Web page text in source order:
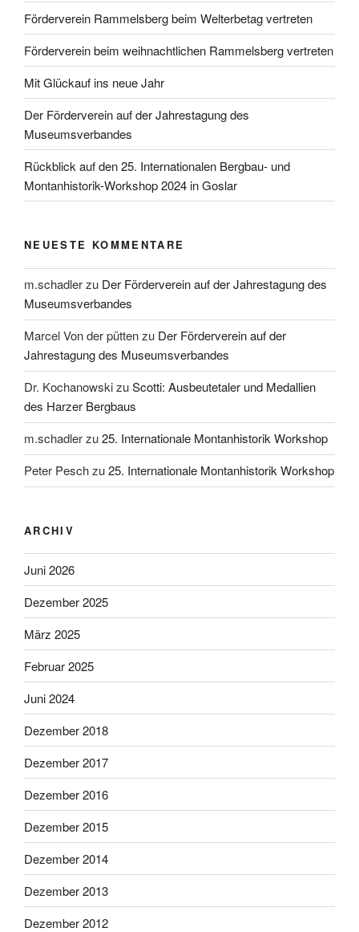
Förderverein Rammelsberg beim Welterbetag vertreten
Förderverein beim weihnachtlichen Rammelsberg vertreten
Mit Glückauf ins neue Jahr
Der Förderverein auf der Jahrestagung des
Museumsverbandes
Rückblick auf den 25. Internationalen Bergbau- und
Montanhistorik-Workshop 2024 in Goslar
NEUESTE KOMMENTARE
m.schadlerzu Der Förderverein auf der Jahrestagung des
Museumsverbandes
Marcel Von der püttenzu Der Förderverein auf der
Jahrestagung des Museumsverbandes
Dr. KochanowskizuScotti: Ausbeutetaler und Medallien
des Harzer Bergbaus
m.schadlerzu25. Internationale Montanhistorik Workshop
Peter Peschzu25. Internationale Montanhistorik Workshop
ARCHIV
Juni 2026
Dezember 2025
März 2025
Februar 2025
Juni 2024
Dezember 2018
Dezember 2017
Dezember 2016
Dezember 2015
Dezember 2014
Dezember 2013
Dezember 2012